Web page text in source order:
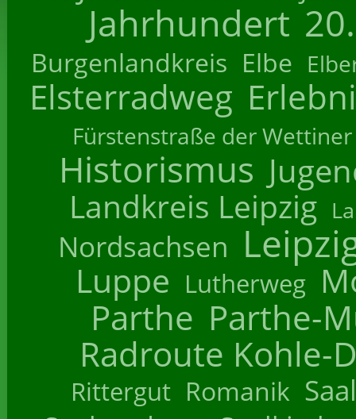
Jahrhundert
Burgenlandkreis Elbe
Elsterradweg
Fürstenstraße der Wettiner
Historismus
Landkreis Leipzig
Nordsachsen
Luppe Lutherweg
Parthe Parthe-
Radroute Kohle-
Rittergut Romanik